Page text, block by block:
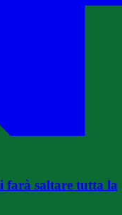
farà saltare tutta la